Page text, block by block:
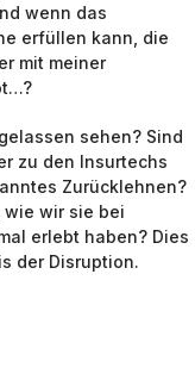
wenn das
erfüllen kann, die
mit meiner
sehen? Sind
zu den Insurtechs
Zurücklehnen?
wie wir sie bei
erlebt haben? Dies
der Disruption.